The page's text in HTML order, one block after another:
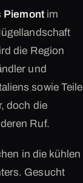
Piemontim
die Region
und
sowie Teile
doch die
Ruf.
in die kühlen
Gesucht